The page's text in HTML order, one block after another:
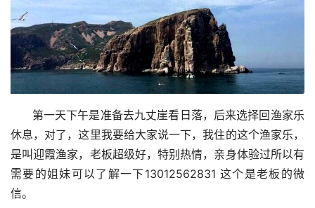
休息，对了，这里我要给大家说一下，我住的这个渔家乐，
是叫迎霞渔家，老板超级好，特别热情，亲身体验过所以有
需要的姐妹可以了解一下13012562831 这个是老板的微
信。